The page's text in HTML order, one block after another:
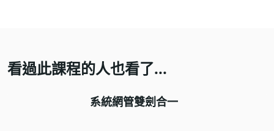
看過此課程的人也看了...
系統網管雙劍合一